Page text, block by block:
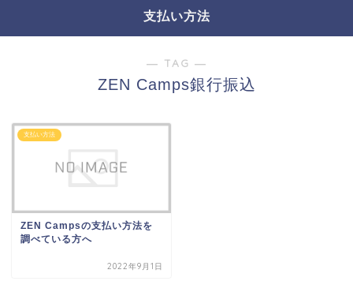
支払い方法
― TAG ―
ZEN Camps銀行振込
支払い方法
ZEN Campsの支払い方法を
調べている方へ
2022年9月1日